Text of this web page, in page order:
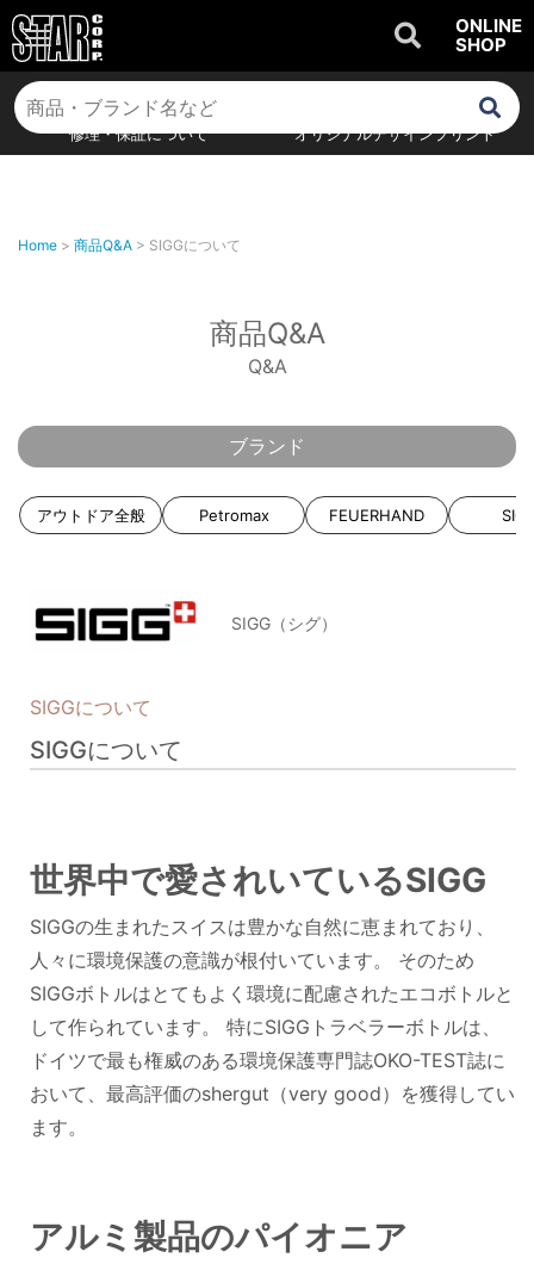
ONLINE
SHOP
修理・保証について オリジナルデザインプリント
Home > 商品Q&A > SIGGについて
商品Q&A
Q&A
SIGG（シグ）
SIGGについて
SIGGについて
世界中で愛されいているSIGG
SIGGの生まれたスイスは豊かな自然に恵まれており、
人々に環境保護の意識が根付いています。 そのため
SIGGボトルはとてもよく環境に配慮されたエコボトルと
して作られています。 特にSIGGトラベラーボトルは、
ドイツで最も権威のある環境保護専門誌OKO-TEST誌に
おいて、最高評価のshergut（very good）を獲得してい
ます。
アルミ製品のパイオニア
ブランド
アウトドア全般 Petromax FEUERHAND